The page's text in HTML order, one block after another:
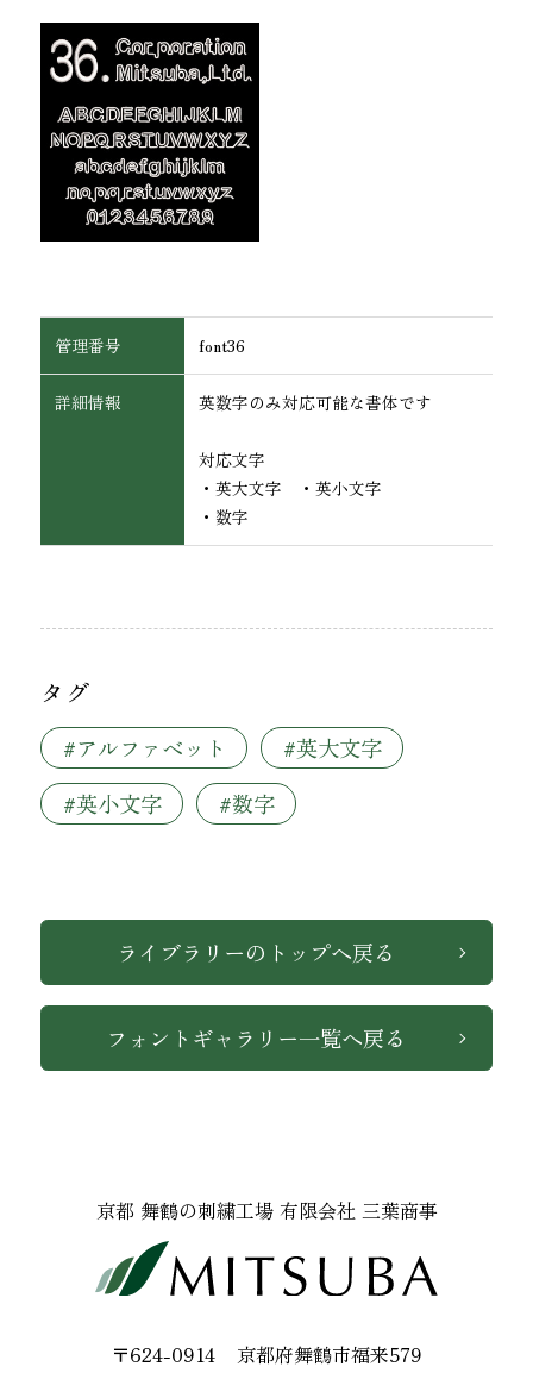
個人様
製品刺繍
ワッペン・腕章
インテリア
管理番号 font36
詳細情報 英数字のみ対応可能な書体です
対応文字
・英大文字 ・英小文字
・数字
タグ
#アルファベット
#英大文字
#英小文字
#数字
ライブラリーのトップへ戻る
フォントギャラリー一覧へ戻る
京都 舞鶴の刺繍工場 有限会社 三葉商事
〒624-0914 京都府舞鶴市福来579